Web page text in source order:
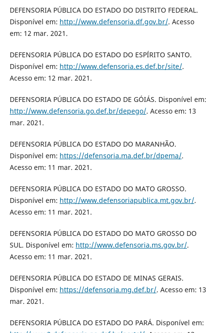
DEFENSORIA PÚBLICA DO ESTADO DO DISTRITO FEDERAL.
Disponível em: http://www.defensoria.df.gov.br/. Acesso
em: 12 mar. 2021.
DEFENSORIA PÚBLICA DO ESTADO DO ESPÍRITO SANTO.
Disponível em: http://www.defensoria.es.def.br/site/.
Acesso em: 12 mar. 2021.
DEFENSORIA PÚBLICA DO ESTADO DE GÓIÁS. Disponível em:
http://www.defensoria.go.def.br/depego/. Acesso em: 13
mar. 2021.
DEFENSORIA PÚBLICA DO ESTADO DO MARANHÃO.
Disponível em: https://defensoria.ma.def.br/dpema/.
Acesso em: 11 mar. 2021.
DEFENSORIA PÚBLICA DO ESTADO DO MATO GROSSO.
Disponível em: http://www.defensoriapublica.mt.gov.br/.
Acesso em: 11 mar. 2021.
DEFENSORIA PÚBLICA DO ESTADO DO MATO GROSSO DO
SUL. Disponível em: http://www.defensoria.ms.gov.br/.
Acesso em: 11 mar. 2021.
DEFENSORIA PÚBLICA DO ESTADO DE MINAS GERAIS.
Disponível em: https://defensoria.mg.def.br/. Acesso em: 13
mar. 2021.
DEFENSORIA PÚBLICA DO ESTADO DO PARÁ. Disponível em: